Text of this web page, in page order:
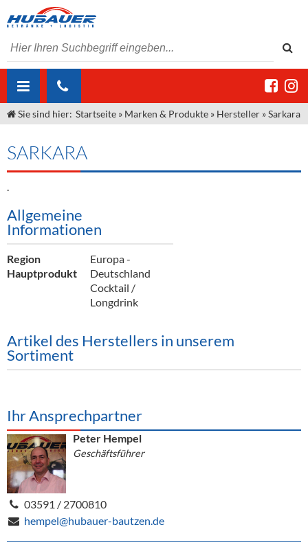
ÜBER UNS
Jobs
Unser Liefergebiet
Kontakt
AKTUELLES
Angebote Gastronomie & Großhandel
Großhandel
"DroughtMaster"
Neuigkeiten
MARKEN & PRODUKTE
Sirup
Spirituosen
Öle & Küchenartikel
Kaffee
Equipment
Verpackung
Hygieneartikel & Desinfektion
Kommisionskauf & Lieferbedingungen
Fremddienstleistungen
Sie sind hier: Startseite » Marken & Produkte » Hersteller »Sarkara
SARKARA
.
Allgemeine
Informationen
Region
Europa -
Deutschland
Hauptprodukt
Cocktail /
Longdrink
Artikel des Herstellers in unserem
Sortiment
Ihr Ansprechpartner
Peter Hempel
Geschäftsführer
03591 / 2700810
hempel@hubauer-bautzen.de